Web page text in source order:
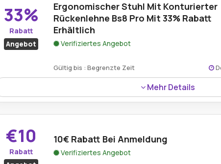
33%
Rabatt
Angebot
Ergonomischer Stuhl Mit Konturierter
Rückenlehne Bs8 Pro Mit 33% Rabatt
Erhältlich
Verifiziertes Angebot
Gültig bis : Begrenzte Zeit
Mehr Details
Der ergonomische BS8 Pro Stuhl mit geformter Rückenlehne
und unterstützt täglich besseren Komfort und eine gesunde
€10
Rabatt
10€ Rabatt Bei Anmeldung
Verifiziertes Angebot